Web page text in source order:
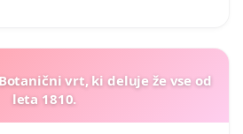
vrt, ki deluje že vse od
leta 1810.